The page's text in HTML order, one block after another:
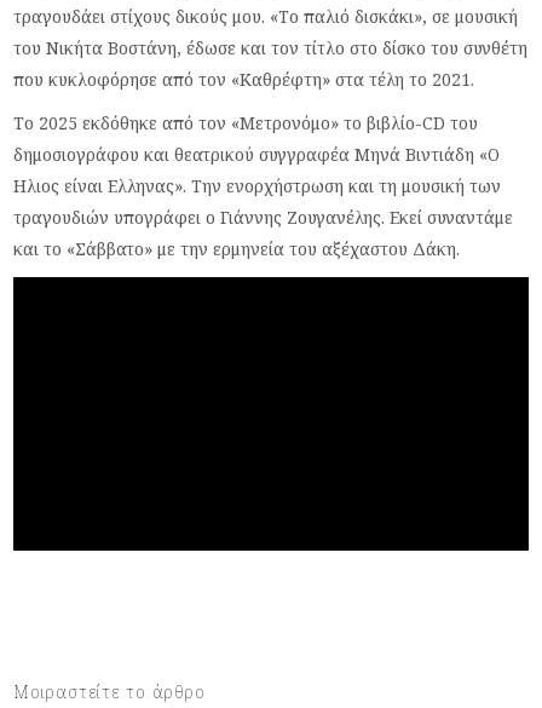
τραγουδάει στίχους δικούς μου. «Το παλιό δισκάκι», σε μουσική
του Νικήτα Βοστάνη, έδωσε και τον τίτλο στο δίσκο του συνθέτη
που κυκλοφόρησε από τον «Καθρέφτη» στα τέλη το 2021.
Το 2025 εκδόθηκε από τον «Μετρονόμο» το βιβλίο-CD του
δημοσιογράφου και θεατρικού συγγραφέα Μηνά Βιντιάδη «Ο
Ηλιος είναι Ελληνας». Την ενορχήστρωση και τη μουσική των
τραγουδιών υπογράφει ο Γιάννης Ζουγανέλης. Εκεί συναντάμε
και το «Σάββατο» με την ερμηνεία του αξέχαστου Δάκη.
Μοιραστείτε το άρθρο